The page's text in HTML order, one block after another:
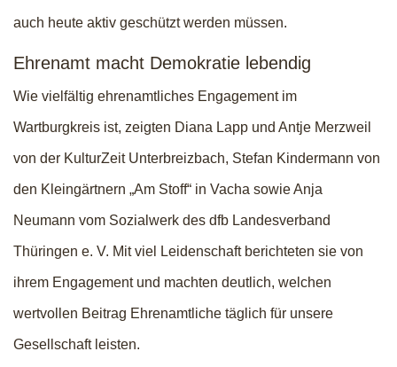
auch heute aktiv geschützt werden müssen.
Ehrenamt macht Demokratie lebendig
Wie vielfältig ehrenamtliches Engagement im
Wartburgkreis ist, zeigten Diana Lapp und Antje Merzweil
von der KulturZeit Unterbreizbach, Stefan Kindermann von
den Kleingärtnern „Am Stoff“ in Vacha sowie Anja
Neumann vom Sozialwerk des dfb Landesverband
Thüringen e. V. Mit viel Leidenschaft berichteten sie von
ihrem Engagement und machten deutlich, welchen
wertvollen Beitrag Ehrenamtliche täglich für unsere
Gesellschaft leisten.